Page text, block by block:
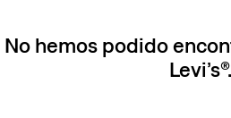
No hemos podido
Levi’s®.